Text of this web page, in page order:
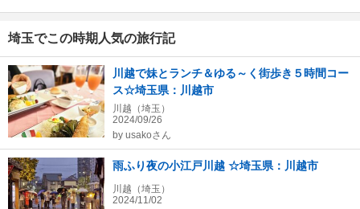
埼玉でこの時期人気の旅行記
川越で妹とランチ＆ゆる～く街歩き５時間コー
ス☆埼玉県：川越市
川越（埼玉）
2024/09/26
by usakoさん
雨ふり夜の小江戸川越 ☆埼玉県：川越市
川越（埼玉）
2024/11/02